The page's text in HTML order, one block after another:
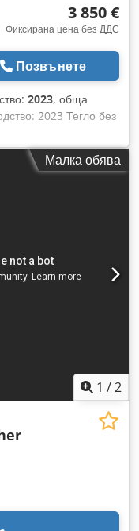
3 850 €
Фиксирана цена без ДДС
Позвънете
2023, обща
2023 Тегло без
състояние: много
Dcsdpfx Aljp T
Cangini метачна
Малка обява
1 /2